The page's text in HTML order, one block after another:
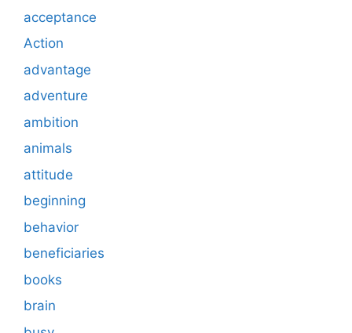
acceptance
Action
advantage
adventure
ambition
animals
attitude
beginning
behavior
beneficiaries
books
brain